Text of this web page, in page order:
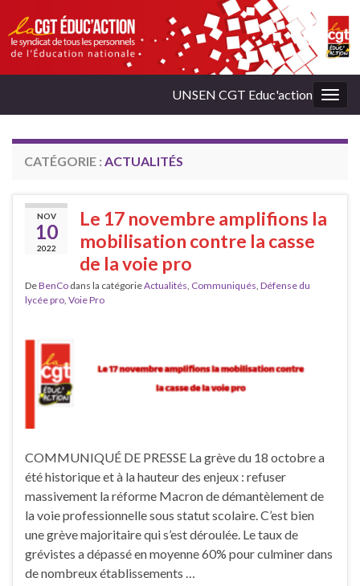
UNSEN CGT Educ'action
CATÉGORIE : ACTUALITÉS
NOV
10
2022
Le 17 novembre amplifions la
mobilisation contre la casse
de la voie pro
DeBenCo dans la catégorieActualités, Communiqués, Défense du
lycée pro, Voie Pro
COMMUNIQUÉ DE PRESSE La grève du 18 octobre a
été historique et à la hauteur des enjeux : refuser
massivement la réforme Macron de démantèlement de
la voie professionnelle sous statut scolaire. C’est bien
une grève majoritaire qui s’est déroulée. Le taux de
grévistes a dépassé en moyenne 60% pour culminer dans
de nombreux établissements …